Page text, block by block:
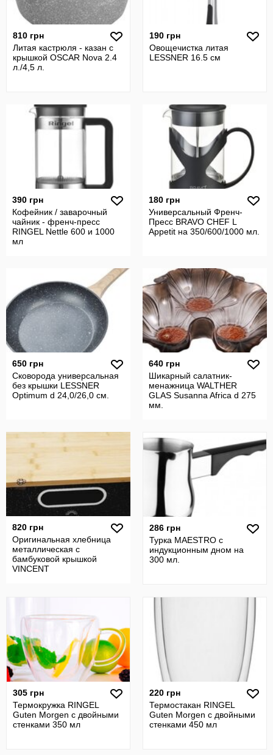
810 грн
Литая кастрюля - казан с
крышкой OSCAR Nova 2.4
л./4,5 л.
190 грн
Овощечистка литая
LESSNER 16.5 см
390 грн
Кофейник / заварочный
чайник - френч-пресс
RINGEL Nettle 600 и 1000
мл
180 грн
Универсальный Френч-
Пресс BRAVO CHEF L
Appetit на 350/600/1000 мл.
650 грн
Сковорода универсальная
без крышки LESSNER
Optimum d 24,0/26,0 см.
640 грн
Шикарный салатник-
менажница WALTHER
GLAS Susanna Africa d 275
мм.
820 грн
Оригинальная хлебница
металлическая с
бамбуковой крышкой
VINCENT
286 грн
Турка MAESTRO с
индукционным дном на
300 мл.
305 грн
Термокружка RINGEL
Guten Morgen с двойными
стенками 350 мл
220 грн
Термостакан RINGEL
Guten Morgen с двойными
стенками 450 мл